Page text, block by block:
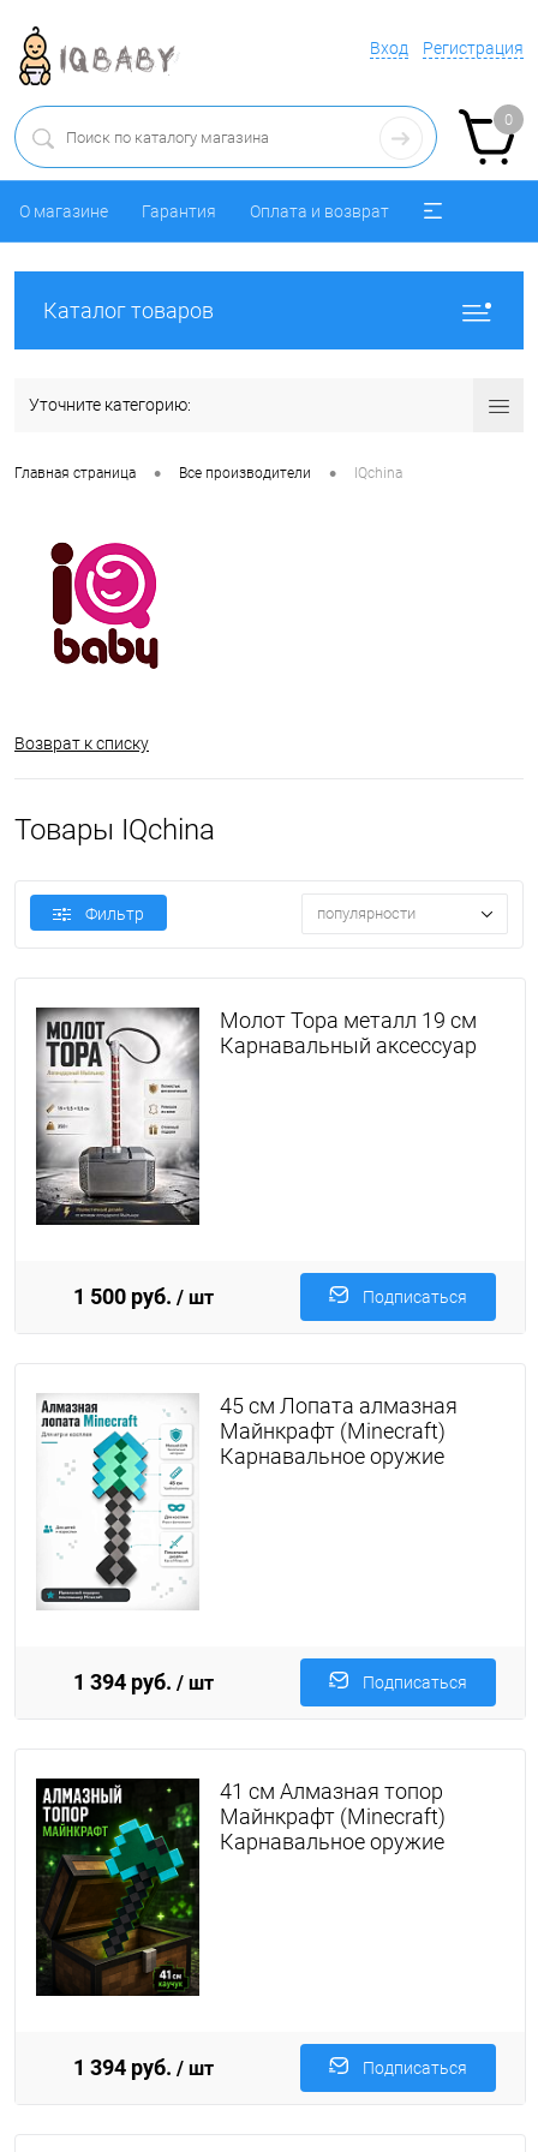
Вход Регистрация
0
О магазине Гарантия Оплата и возврат
Каталог товаров
Уточните категорию:
Главная страница • Все производители • IQchina
Возврат к списку
Товары IQchina
Фильтр популярности
Молот Тора металл 19 см
Карнавальный аксессуар
1 500 руб. / шт Подписаться
45 см Лопата алмазная
Майнкрафт (Minecraft)
Карнавальное оружие
1 394 руб. / шт Подписаться
41 см Алмазная топор
Майнкрафт (Minecraft)
Карнавальное оружие
1 394 руб. / шт Подписаться